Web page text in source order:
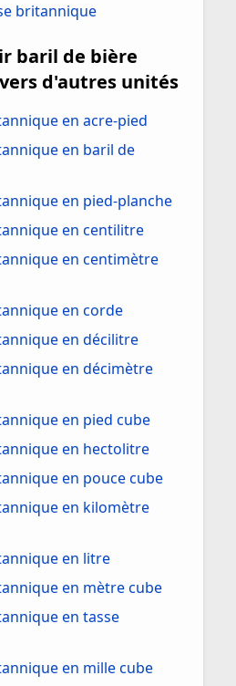
britannique
baril de bière
d'autres unités
en acre-pied
en baril de
en pied-planche
en centilitre
en centimètre
en corde
en décilitre
en décimètre
en pied cube
en hectolitre
en pouce cube
en kilomètre
en litre
en mètre cube
en tasse
en mille cube